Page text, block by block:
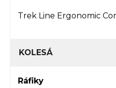
Trek Line Ergonomic
KOLESÁ
Ráfiky